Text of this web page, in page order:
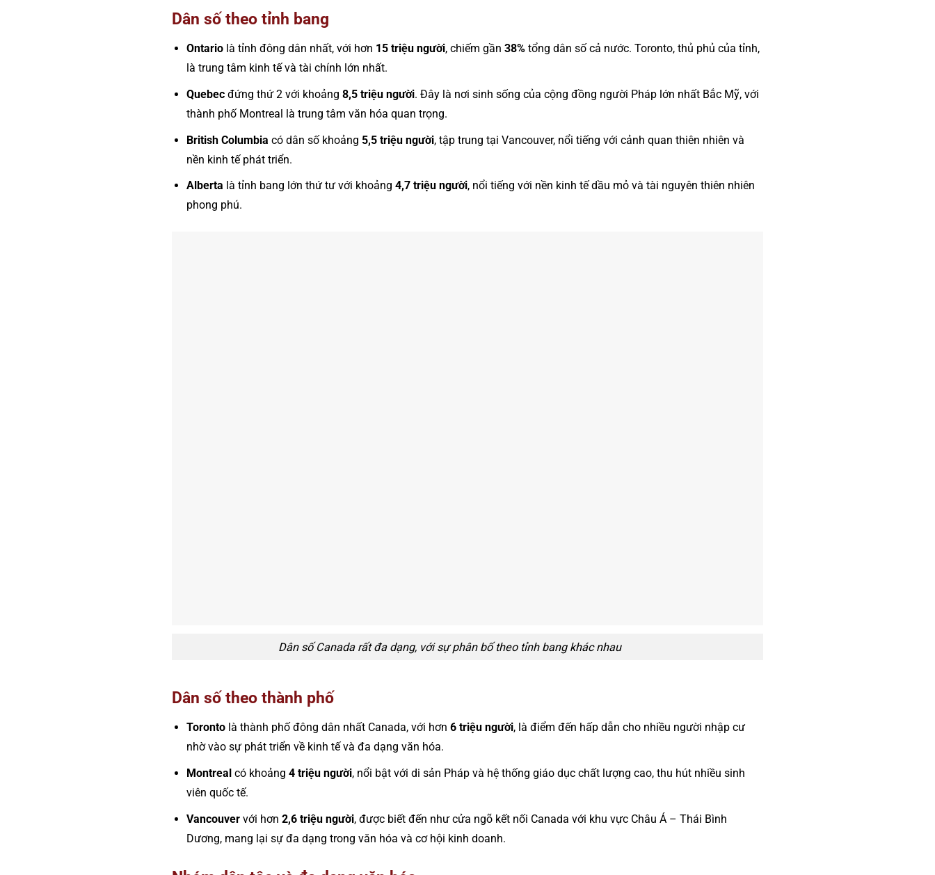
Dân số theo tỉnh bang
Ontariolà tỉnh đông dân nhất, với hơn 15 triệu người, chiếm gần 38%tổng dân số cả nước. Toronto, thủ phủ của tỉnh,
là trung tâm kinh tế và tài chính lớn nhất.
Quebecđứng thứ 2 với khoảng 8,5 triệu người. Đây là nơi sinh sống của cộng đồng người Pháp lớn nhất Bắc Mỹ, với
thành phố Montreal là trung tâm văn hóa quan trọng.
British Columbia có dân số khoảng 5,5 triệu người, tập trung tại Vancouver, nổi tiếng với cảnh quan thiên nhiên và
nền kinh tế phát triển.
Alberta là tỉnh bang lớn thứ tư với khoảng 4,7 triệu người, nổi tiếng với nền kinh tế dầu mỏ và tài nguyên thiên nhiên
phong phú​.
Dân số Canada rất đa dạng, với sự phân bố theo tỉnh bang khác nhau
Dân số theo thành phố
Torontolà thành phố đông dân nhất Canada, với hơn 6 triệu người, là điểm đến hấp dẫn cho nhiều người nhập cư
nhờ vào sự phát triển về kinh tế và đa dạng văn hóa.
Montrealcó khoảng 4 triệu người, nổi bật với di sản Pháp và hệ thống giáo dục chất lượng cao, thu hút nhiều sinh
viên quốc tế.
Vancouvervới hơn 2,6 triệu người, được biết đến như cửa ngõ kết nối Canada với khu vực Châu Á – Thái Bình
Dương, mang lại sự đa dạng trong văn hóa và cơ hội kinh doanh​.